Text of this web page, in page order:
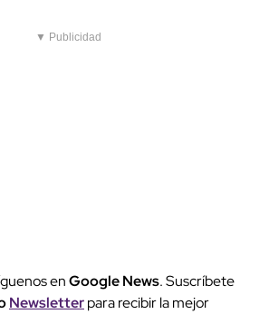
▼ Publicidad
enGoogle News. Suscríbete
Newsletterpara recibir la mejor